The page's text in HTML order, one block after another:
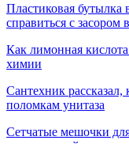
Пластиковая бутылка
справиться с засором
Как лимонная
химии
Сантехник
поломкам унитаза
Сетчатые мешочки